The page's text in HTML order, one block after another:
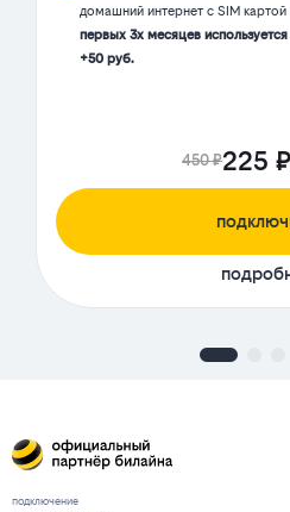
домашний интернет с SIM картой
первых 3х месяцев
+50 руб.
450 ₽225
подключение